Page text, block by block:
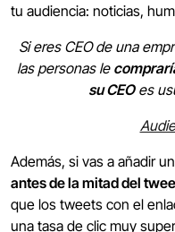
tu audiencia: noticias,
Si eres CEO de una
las personas le
su CEOes
Además, si vas a añadir
antes de la mitad del
que los tweets con el
una tasa de clic muy